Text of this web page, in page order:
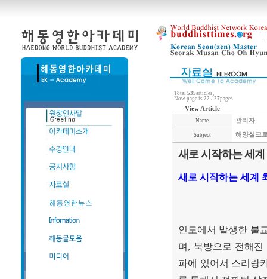
Total 535articles,
Now page is 22 / 27pages
View Article
Name 관리자
Subject 해양실크
새로 시작하는 세
새로 시작하는 세계
인도에서 발생한 불
며 , 북방으로 전해
파에 있어서 스리랑